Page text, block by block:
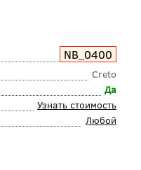
NB_0400
Creto
Да
Узнать стоимость
Любой